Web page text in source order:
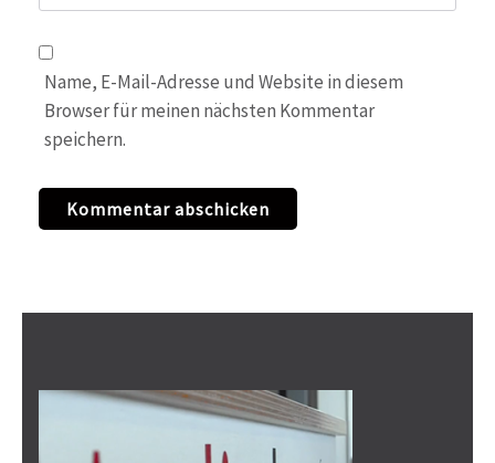
Name, E-Mail-Adresse und Website in diesem
Browser für meinen nächsten Kommentar
speichern.